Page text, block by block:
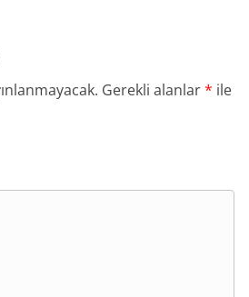
Gerekli alanlar* ile